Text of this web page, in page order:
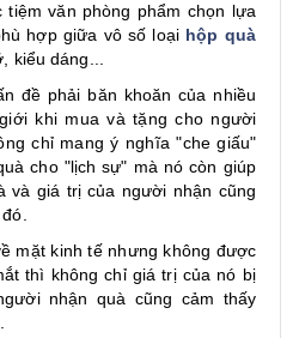
văn phòng phẩm chọn lựa
hợp giữa vô số loại hộp quà
kiểu dáng...
đề phải băn khoăn của nhiều
khi mua và tặng cho người
chỉ mang ý nghĩa "che giấu"
cho "lịch sự" mà nó còn giúp
và giá trị của người nhận cũng
mặt kinh tế nhưng không được
thì không chỉ giá trị của nó bị
nhận quà cũng cảm thấy